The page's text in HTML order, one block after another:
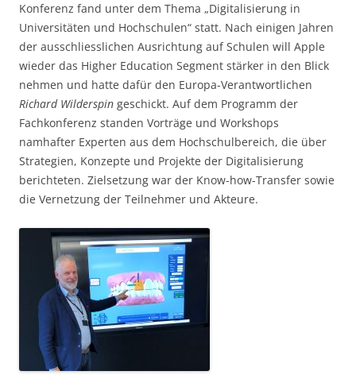
Konferenz fand unter dem Thema „Digitalisierung in
Universitäten und Hochschulen“ statt. Nach einigen Jahren
der ausschliesslichen Ausrichtung auf Schulen will Apple
wieder das Higher Education Segment stärker in den Blick
nehmen und hatte dafür den Europa-Verantwortlichen
Richard Wilderspin geschickt. Auf dem Programm der
Fachkonferenz standen Vorträge und Workshops
namhafter Experten aus dem Hochschulbereich, die über
Strategien, Konzepte und Projekte der Digitalisierung
berichteten. Zielsetzung war der Know-how-Transfer sowie
die Vernetzung der Teilnehmer und Akteure.